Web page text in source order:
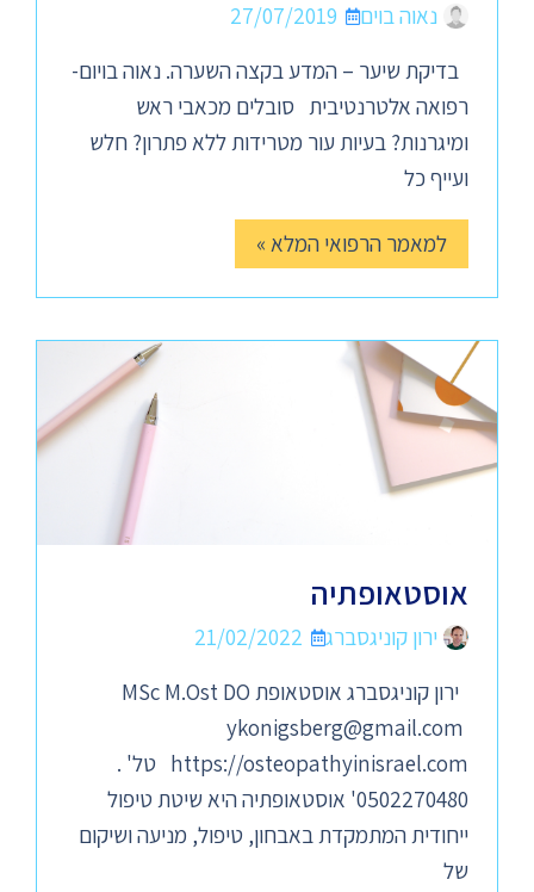
נאוה בוים
27/07/2019
בדיקת שיער – המדע בקצה השערה. נאוה בויום-
רפואה אלטרנטיבית סובלים מכאבי ראש
ומיגרנות? בעיות עור מטרידות ללא פתרון? חלש
ועייף כל
למאמר הרפואי המלא »
אוסטאופתיה
ירון קוניגסברג
21/02/2022
ירון קוניגסברג אוסטאופת MSc M.Ost DO
ykonigsberg@gmail.com
https://osteopathyinisrael.com טל' .
0502270480' אוסטאופתיה היא שיטת טיפול
ייחודית המתמקדת באבחון, טיפול, מניעה ושיקום
של